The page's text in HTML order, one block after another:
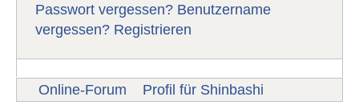
Passwort vergessen? Benutzername
vergessen? Registrieren
Online-Forum Profil für Shinbashi